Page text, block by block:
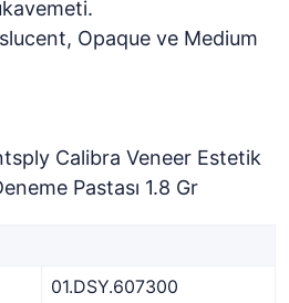
Opaque ve Medium
Calibra Veneer Estetik
Pastası 1.8 Gr
01.DSY.607300